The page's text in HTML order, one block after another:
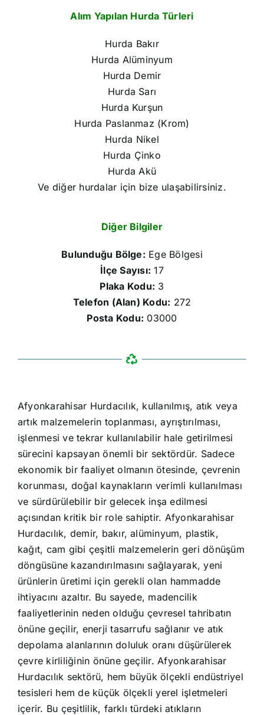
Alım Yapılan Hurda Türleri
Hurda Bakır
Hurda Alüminyum
Hurda Demir
Hurda Sarı
Hurda Kurşun
Hurda Paslanmaz (Krom)
Hurda Nikel
Hurda Çinko
Hurda Akü
Ve diğer hurdalar için bize ulaşabilirsiniz.
Diğer Bilgiler
Bulunduğu Bölge: Ege Bölgesi
İlçe Sayısı: 17
Plaka Kodu: 3
Telefon (Alan) Kodu: 272
Posta Kodu: 03000
Afyonkarahisar Hurdacılık, kullanılmış, atık veya
artık malzemelerin toplanması, ayrıştırılması,
işlenmesi ve tekrar kullanılabilir hale getirilmesi
sürecini kapsayan önemli bir sektördür. Sadece
ekonomik bir faaliyet olmanın ötesinde, çevrenin
korunması, doğal kaynakların verimli kullanılması
ve sürdürülebilir bir gelecek inşa edilmesi
açısından kritik bir role sahiptir. Afyonkarahisar
Hurdacılık, demir, bakır, alüminyum, plastik,
kağıt, cam gibi çeşitli malzemelerin geri dönüşüm
döngüsüne kazandırılmasını sağlayarak, yeni
ürünlerin üretimi için gerekli olan hammadde
ihtiyacını azaltır. Bu sayede, madencilik
faaliyetlerinin neden olduğu çevresel tahribatın
önüne geçilir, enerji tasarrufu sağlanır ve atık
depolama alanlarının doluluk oranı düşürülerek
çevre kirliliğinin önüne geçilir. Afyonkarahisar
Hurdacılık sektörü, hem büyük ölçekli endüstriyel
tesisleri hem de küçük ölçekli yerel işletmeleri
içerir. Bu çeşitlilik, farklı türdeki atıkların